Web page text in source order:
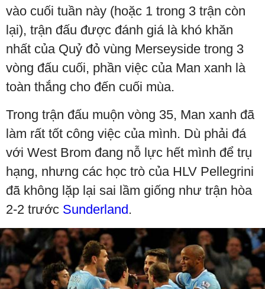
vào cuối tuần này (hoặc 1 trong 3 trận còn
lại), trận đấu được đánh giá là khó khăn
nhất của Quỷ đỏ vùng Merseyside trong 3
vòng đấu cuối, phần việc của Man xanh là
toàn thắng cho đến cuối mùa.
Trong trận đấu muộn vòng 35, Man xanh đã
làm rất tốt công việc của mình. Dù phải đá
với West Brom đang nỗ lực hết mình để trụ
hạng, nhưng các học trò của HLV Pellegrini
đã không lặp lại sai lầm giống như trận hòa
2-2 trước Sunderland.